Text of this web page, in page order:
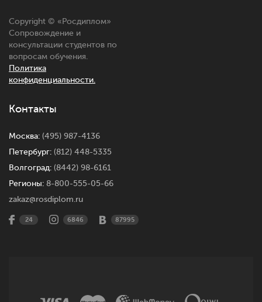
Copyright © «Росдиплом»
Сопровождение и
консультации студентов по
вопросам обучения.
Политика
конфиденциальности.
Контакты
Москва: (495) 987-4136
Петербург: (812) 448-5335
Волгоград: (8442) 98-6161
Регионы: 8-800-555-05-66
zakaz@rosdiplom.ru
24 6846 87995